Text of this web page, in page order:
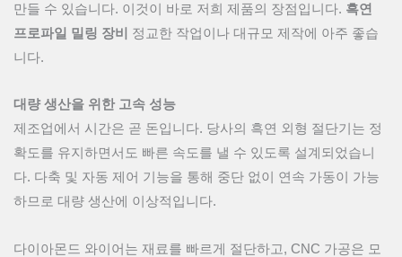
만들 수 있습니다. 이것이 바로 저희 제품의 장점입니다. 흑연
프로파일 밀링 장비 정교한 작업이나 대규모 제작에 아주 좋습
니다.
대량 생산을 위한 고속 성능
제조업에서 시간은 곧 돈입니다. 당사의 흑연 외형 절단기는 정
확도를 유지하면서도 빠른 속도를 낼 수 있도록 설계되었습니
다. 다축 및 자동 제어 기능을 통해 중단 없이 연속 가동이 가능
하므로 대량 생산에 이상적입니다.
다이아몬드 와이어는 재료를 빠르게 절단하고, CNC 가공은 모